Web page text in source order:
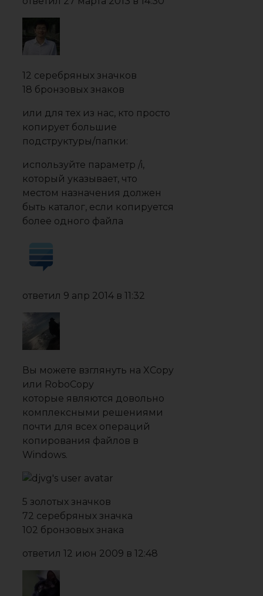
12 серебряных значков
18 бронзовых знаков
или для тех из нас, кто просто
копирует большие
подструктуры/папки:
используйте параметр /i,
который указывает, что
местом назначения должен
быть каталог, если копируется
более одного файла
ответил 9 апр 2014 в 11:32
Вы можете взглянуть на XCopy
или RoboCopy
которые являются довольно
комплексными решениями
почти для всех операций
копирования файлов в
Windows.
5 золотых значков
72 серебряных значка
102 бронзовых знака
ответил 12 июн 2009 в 12:48